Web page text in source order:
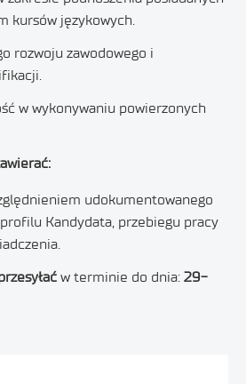
kursów językowych.
rozwoju zawodowego i
w wykonywaniu powierzonych
udokumentowanego
Kandydata, przebiegu pracy
w terminie do dnia: 29-